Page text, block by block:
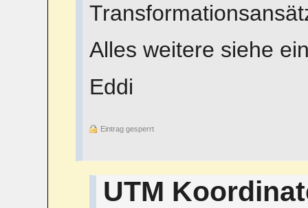
Alles weitere siehe
Eddi
Eintrag gesperrt
UTM